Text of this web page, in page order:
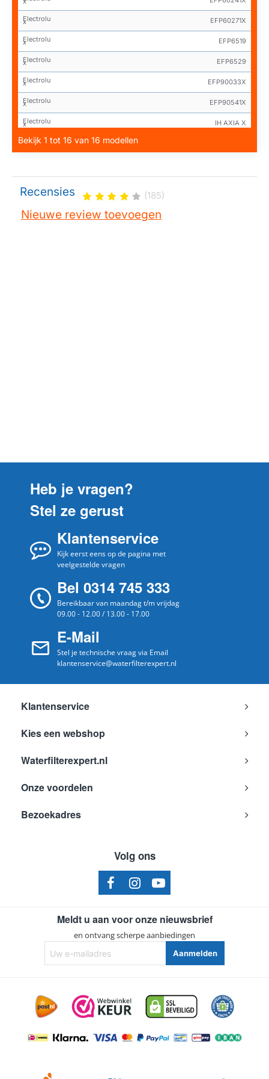
Electrolu
x EFP60271X
Electrolu
x EFP6519
Electrolu
x EFP6529
Electrolu
x EFP90033X
Electrolu
x EFP90541X
Electrolu
x IH AXIA X
Electrolu
x
Bekijk 1 tot 16 van 16 modellen
Recensies (185)
Nieuwe review toevoegen
Heb je vragen?
Stel ze gerust
Klantenservice
Kijk eerst eens op de pagina met
veelgestelde vragen
Bel 0314 745 333
Bereikbaar van maandag t/m vrijdag
09.00 - 12.00 / 13.00 - 17.00
E-Mail
Stel je technische vraag via Email
klantenservice@waterfilterexpert.nl
Klantenservice
Kies een webshop
Waterfilterexpert.nl
Onze voordelen
Bezoekadres
Volg ons
Meldt u aan voor onze nieuwsbrief
en ontvang scherpe aanbiedingen
e-
mailadres
Aanmelden